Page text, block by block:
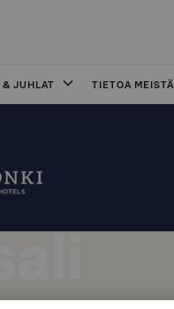
& JUHLAT TIETOA MEISTÄ